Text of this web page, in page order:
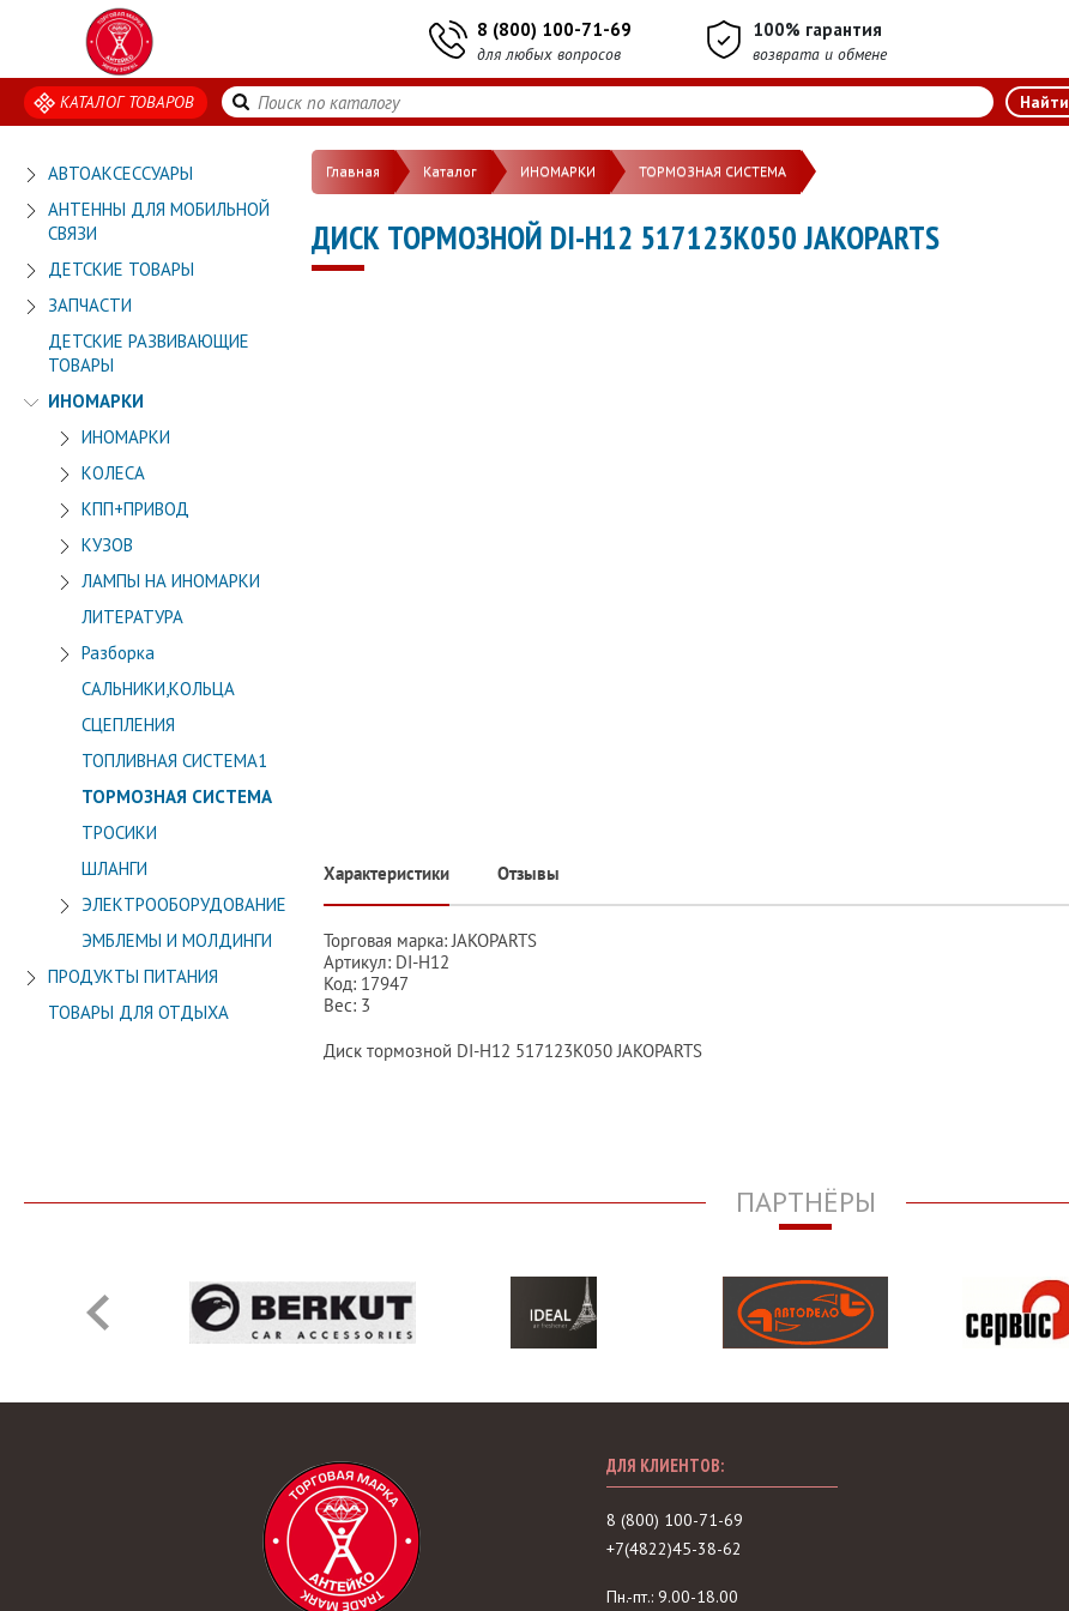
8 (800) 100-71-69
для любых вопросов
100% гарантия
возврата и обмене
КАТАЛОГ ТОВАРОВ
АВТОАКСЕССУАРЫ
АНТЕННЫ ДЛЯ МОБИЛЬНОЙ
СВЯЗИ
ДЕТСКИЕ ТОВАРЫ
ЗАПЧАСТИ
ДЕТСКИЕ РАЗВИВАЮЩИЕ
ТОВАРЫ
ИНОМАРКИ
ИНОМАРКИ
КОЛЕСА
КПП+ПРИВОД
КУЗОВ
ЛАМПЫ НА ИНОМАРКИ
ЛИТЕРАТУРА
Разборка
САЛЬНИКИ,КОЛЬЦА
СЦЕПЛЕНИЯ
ТОПЛИВНАЯ СИСТЕМА1
ТОРМОЗНАЯ СИСТЕМА
ТРОСИКИ
ШЛАНГИ
ЭЛЕКТРООБОРУДОВАНИЕ
ЭМБЛЕМЫ И МОЛДИНГИ
ПРОДУКТЫ ПИТАНИЯ
ТОВАРЫ ДЛЯ ОТДЫХА
Главная Каталог ИНОМАРКИ ТОРМОЗНАЯ СИСТЕМА
ДИСК ТОРМОЗНОЙ DI-H12 517123K050 JAKOPARTS
Характеристики Отзывы
Торговая марка: JAKOPARTS
Артикул: DI-H12
Код: 17947
Вес: 3
Диск тормозной DI-H12 517123K050 JAKOPARTS
ПАРТНЁРЫ
ДЛЯ КЛИЕНТОВ:
8 (800) 100-71-69
+7(4822)45-38-62
Пн.-пт.: 9.00-18.00